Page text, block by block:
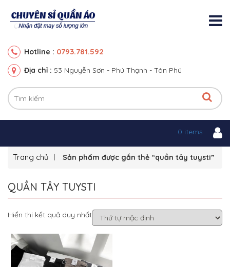
Hotline : 0793.781.592
Địa chỉ : 53 Nguyễn Sơn - Phú Thạnh - Tân Phú
0 items
Trang chủ Sản phẩm được gắn thẻ “quần tây tuysti”
QUẦN TÂY TUYSTI
Hiển thị kết quả duy nhất